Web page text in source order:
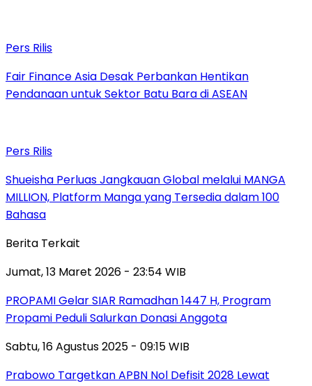
Pers Rilis
Fair Finance Asia Desak Perbankan Hentikan
Pendanaan untuk Sektor Batu Bara di ASEAN
Pers Rilis
Shueisha Perluas Jangkauan Global melalui MANGA
MILLION, Platform Manga yang Tersedia dalam 100
Bahasa
Berita Terkait
Jumat, 13 Maret 2026 - 23:54 WIB
PROPAMI Gelar SIAR Ramadhan 1447 H, Program
Propami Peduli Salurkan Donasi Anggota
Sabtu, 16 Agustus 2025 - 09:15 WIB
Prabowo Targetkan APBN Nol Defisit 2028 Lewat